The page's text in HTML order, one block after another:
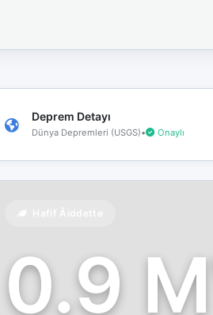
Deprem Detayı
Dünya Depremleri (USGS)• Onaylı
0.9